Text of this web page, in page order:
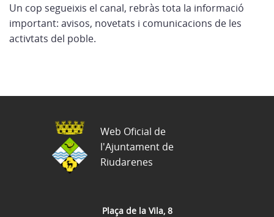
Un cop segueixis el canal, rebràs tota la informació
important: avisos, novetats i comunicacions de les
activtats del poble.
Plaça de la Vila, 8
Web Oficial de
l'Ajuntament de
Riudarenes